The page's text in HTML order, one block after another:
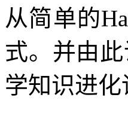
从简单的
式。并由
学知识进